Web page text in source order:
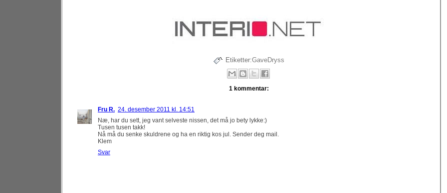
Etiketter:GaveDryss
1 kommentar:
Fru R. 24. desember 2011 kl. 14:51
Næ, har du sett, jeg vant selveste nissen, det må jo bety lykke:)
Tusen tusen takk!
Nå må du senke skuldrene og ha en riktig kos jul. Sender deg mail.
Klem
Svar